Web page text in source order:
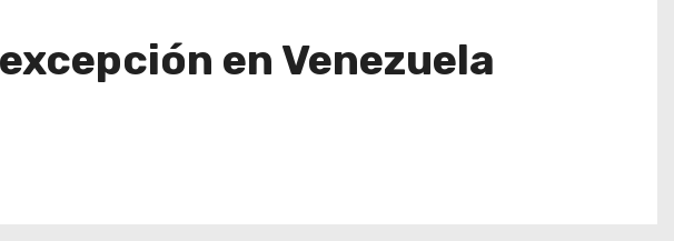
en Venezuela